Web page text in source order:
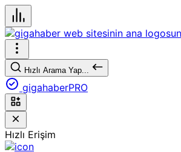
Hızlı Arama Yap...
gigahaberPRO
Hızlı Erişim